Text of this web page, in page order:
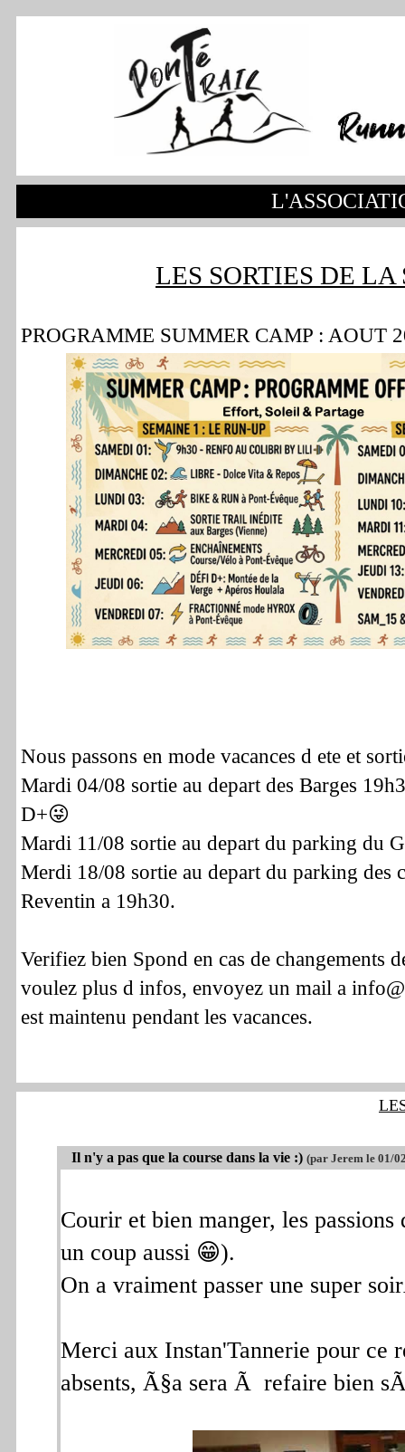
LES SORTIES DE
PROGRAMME SUMMER CAMP : AOUT
Nous passons en mode vacances d ete et
Mardi 04/08 sortie au depart des Barges
D+😜
Mardi 11/08 sortie au depart du parking du
Merdi 18/08 sortie au depart du parking des
Reventin a 19h30.
Verifiez bien Spond en cas de changements
voulez plus d infos, envoyez un mail a
est maintenu pendant les vacances.
Il n'y a pas que la course dans la vie :) (par Jerem le 01/
Courir et bien manger, les
un coup aussi 😁).
On a vraiment passer une super
Merci aux Instan'Tannerie pour ce
absents, Ã§a sera Ã refaire bien